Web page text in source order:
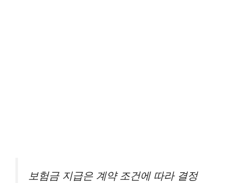
보험금 지급은 계약 조건에 따라 결정